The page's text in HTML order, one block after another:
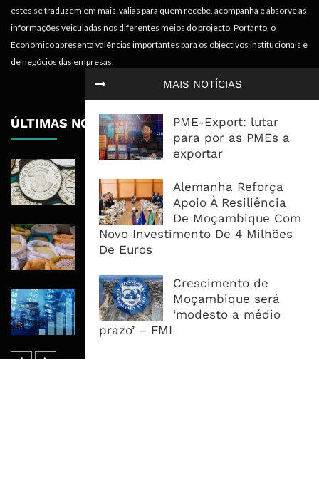
MAIS NOTÍCIAS
PME-Export: lutar
para por as PMEs a
exportar
Alemanha Reforça
Apoio À Resiliência
De Moçambique Com
Novo Investimento De 4 Milhões
De Euros
Crescimento de
Moçambique será
‘modesto a médio
prazo’ – FMI
estes se traduzem em mais-valias para quem recebe, acompanha e absorve as
informações veiculadas nos diferentes meios do projecto. Portanto, o
Económico apresenta valências importantes para os objectivos institucionais e
de negócios das empresas.
ÚLTIMAS NOTÍCIAS
Recuperar em 2026, Mas Crédito,
Dívida e Divisas Limitam Aceleração
Commodities Agrícolas Entram Numa
Nova Fase de Risco Após Meses de
Dívida Pública Sobe Para 75,2% do
PIB e Pressão Desloca-se Para o
Endividamento Interno